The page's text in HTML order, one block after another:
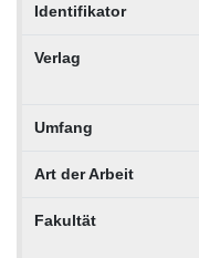
Identifikator
Verlag
Umfang
Art der Arbeit
Fakultät